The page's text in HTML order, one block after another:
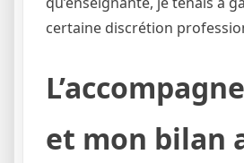
certaine discrétion
et mon bilan